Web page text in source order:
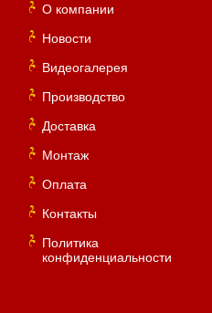
О компании
Новости
Видеогалерея
Производство
Доставка
Монтаж
Оплата
Контакты
Политика
конфиденциальности